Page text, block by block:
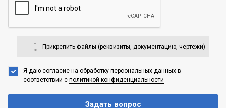
Прикрепить файлы (реквизиты, документацию, чертежи)
Я даю согласие на обработку персональных данных в
соответствии с политикой конфиденциальности